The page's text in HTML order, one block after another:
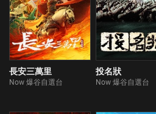
長安三萬里
Now 爆谷自選台
投名狀
Now 爆谷自選台